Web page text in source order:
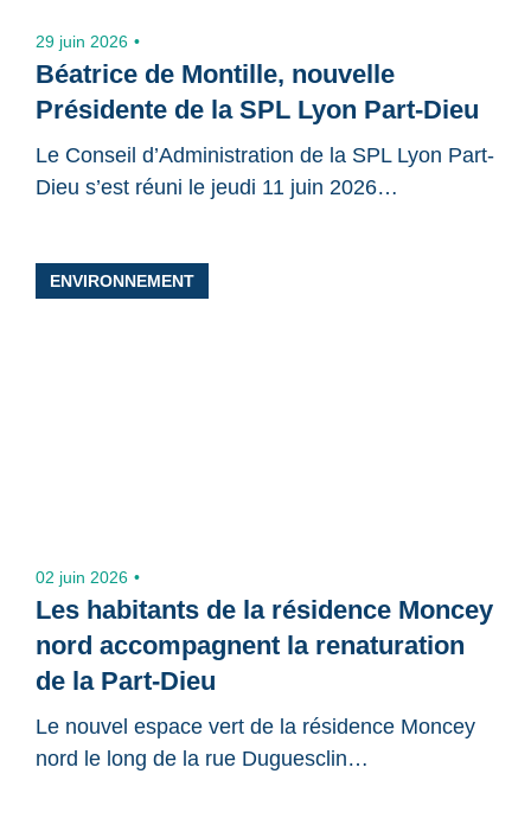
29 juin 2026
Béatrice de Montille, nouvelle
Présidente de la SPL Lyon Part-Dieu
Le Conseil d’Administration de la SPL Lyon Part-
Dieu s’est réuni le jeudi 11 juin 2026…
ENVIRONNEMENT
02 juin 2026
Les habitants de la résidence Moncey
nord accompagnent la renaturation
de la Part-Dieu
Le nouvel espace vert de la résidence Moncey
nord le long de la rue Duguesclin…